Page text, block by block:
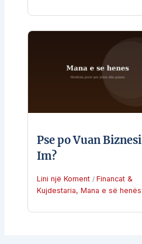
Pse po Vuan Biznesi
Im?
Lini një Koment / Financat &
Kujdestaria, Mana e së henës